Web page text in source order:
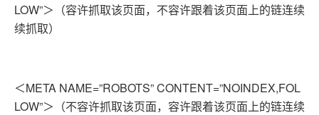
LOW”＞（容许抓取该页面，不容许跟着该页面上的链连续
续抓取）
＜META NAME=”ROBOTS” CONTENT=”NOINDEX,FOL
LOW”＞（不容许抓取该页面，容许跟着该页面上的链连续